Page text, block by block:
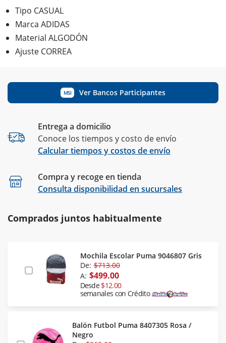
Tipo CASUAL
Marca ADIDAS
Material ALGODÓN
Ajuste CORREA
MSI Ver Bancos Participantes
Entrega a domicilio
Conoce los tiempos y costo de envío
Calcular tiempos y costos de envío
Compra y recoge en tienda
Consulta disponibilidad en sucursales
Comprados juntos habitualmente
Mochila Escolar Puma 9046807 Gris
De: $713.00
A: $499.00
Desde$12.00
semanales con Crédito
Balón Futbol Puma 8407305 Rosa /
Negro